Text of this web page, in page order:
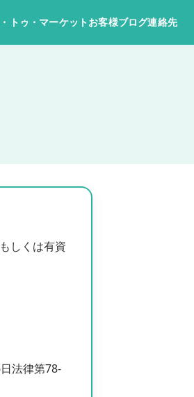
トゥ・マーケットお客様ブログ連絡先
しくは有資
法律第78-